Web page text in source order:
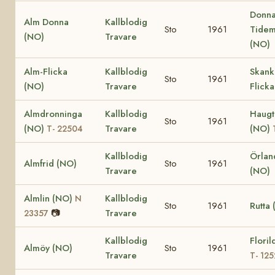
Alm Donna
(NO)
Kallblodig
Travare
Sto 1961
(NO)
Alm-Flicka
(NO)
Kallblodig
Travare
Sto 1961
Almdronninga
(NO) T- 22504
Kallblodig
Travare
Sto 1961
(NO)
Almfrid (NO)
Kallblodig
Travare
Sto 1961
(NO)
Almlin (NO) N
23357 📷
Kallblodig
Travare
Sto 1961 Rutta
Almöy (NO)
Kallblodig
Travare
Sto 1961
T-